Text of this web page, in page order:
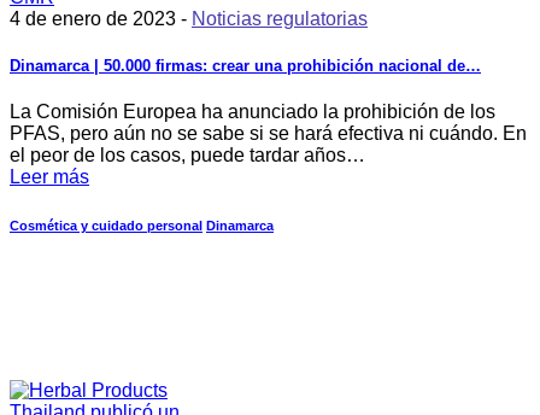
4 de enero de 2023 - Noticias regulatorias
Dinamarca | 50.000 firmas: crear una prohibición nacional de…
La Comisión Europea ha anunciado la prohibición de los
PFAS, pero aún no se sabe si se hará efectiva ni cuándo. En
el peor de los casos, puede tardar años…
Leer más
Cosmética y cuidado personal Dinamarca